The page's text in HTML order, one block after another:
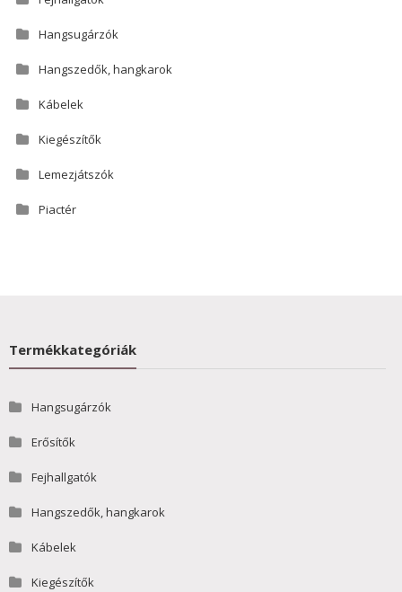
Hangsugárzók
Hangszedők, hangkarok
Kábelek
Kiegészítők
Lemezjátszók
Piactér
Termékkategóriák
Hangsugárzók
Erősítők
Fejhallgatók
Hangszedők, hangkarok
Kábelek
Kiegészítők